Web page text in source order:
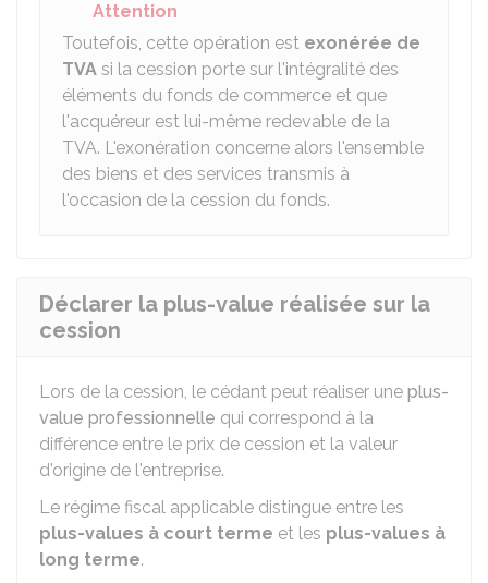
Attention
Toutefois, cette opération est exonérée de
TVA si la cession porte sur l'intégralité des
éléments du fonds de commerce et que
l'acquéreur est lui-même redevable de la
TVA. L'exonération concerne alors l'ensemble
des biens et des services transmis à
l'occasion de la cession du fonds.
Déclarer la plus-value réalisée sur la
cession
Lors de la cession, le cédant peut réaliser une plus-
value professionnelle qui correspond à la
différence entre le prix de cession et la valeur
d'origine de l'entreprise.
Le régime fiscal applicable distingue entre les
plus-values à court terme et les plus-values à
long terme.